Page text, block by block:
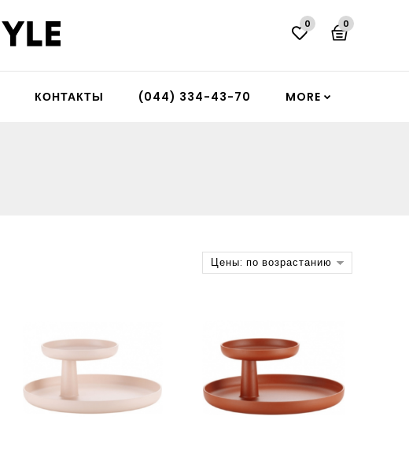
0 0
КОНТАКТЫ (044) 334-43-70 MORE
Цены: по возрастанию